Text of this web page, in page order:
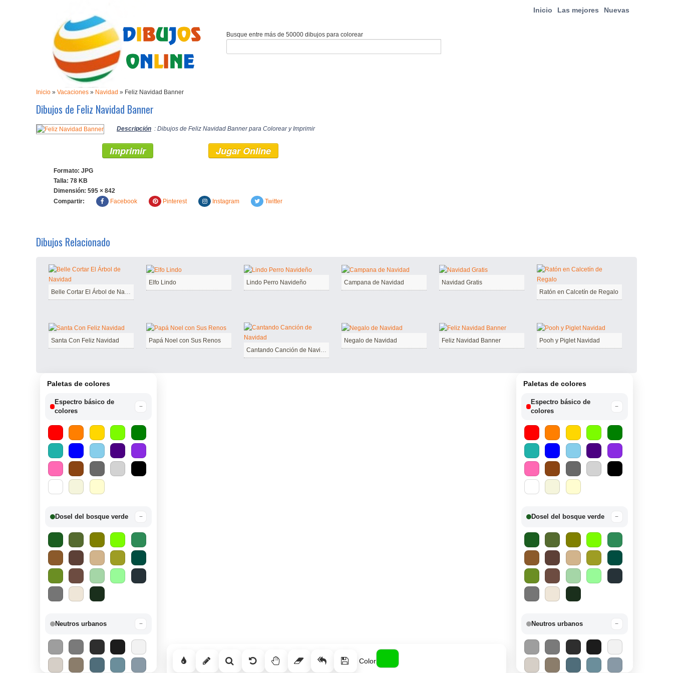
Inicio Las mejores Nuevas
Busque entre más de 50000 dibujos para colorear
Inicio » Vacaciones » Navidad » Feliz Navidad Banner
Dibujos de Feliz Navidad Banner
Descripción : Dibujos de Feliz Navidad Banner para Colorear y Imprimir
Imprimir Jugar Online
Formato: JPG
Talla: 78 KB
Dimensión: 595 × 842
Compartir:
Facebook Pinterest Instagram Twitter
Dibujos Relacionado
Belle Cortar El Árbol de Navidad
Elfo Lindo Lindo Perro Navideño Campana de Navidad
Navidad Gratis
Ratón en Calcetín de Regalo
Santa Con Feliz Navidad
Papá Noel con Sus Renos
Cantando Canción de Navidad
Negalo de Navidad Feliz Navidad Banner Pooh y Piglet Navidad
Paletas de colores
Espectro básico de
colores
−
Dosel del bosque verde −
Neutros urbanos −
Color
Paletas de colores
Espectro básico de
colores
−
Dosel del bosque verde −
Neutros urbanos −